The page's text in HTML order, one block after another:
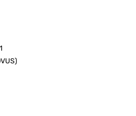
система обігріву типу
підходить для:
котеджів;
закладів та
промислових і